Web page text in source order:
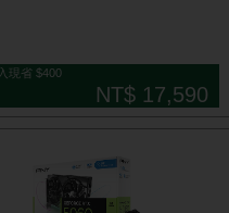
現省 $400
NT$ 17,590